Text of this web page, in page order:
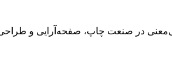
بی‌معنی در صنعت چاپ، صفحه‌آرایی و